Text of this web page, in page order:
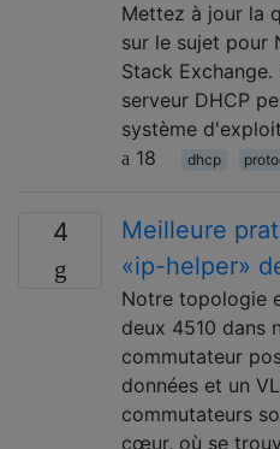
Mettez à jour la
sur le sujet pour
Stack
serveur DHCP
système
18
dhcp
4
Meilleure
«ip-helper»
Notre topologie
deux 4510 dans
commutateur
données et un
commutateurs
cœur, où se